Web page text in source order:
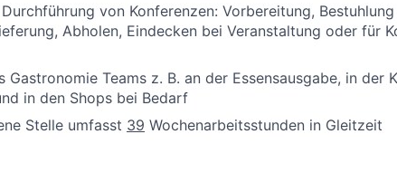
von Konferenzen: Vorbereitung,
Abholen, Eindecken bei Veranstaltung oder für
Gastronomie Teams z. B. an der Essensausgabe, in der
in den Shops bei Bedarf
Stelle umfasst 39 Wochenarbeitsstunden in Gleitzeit